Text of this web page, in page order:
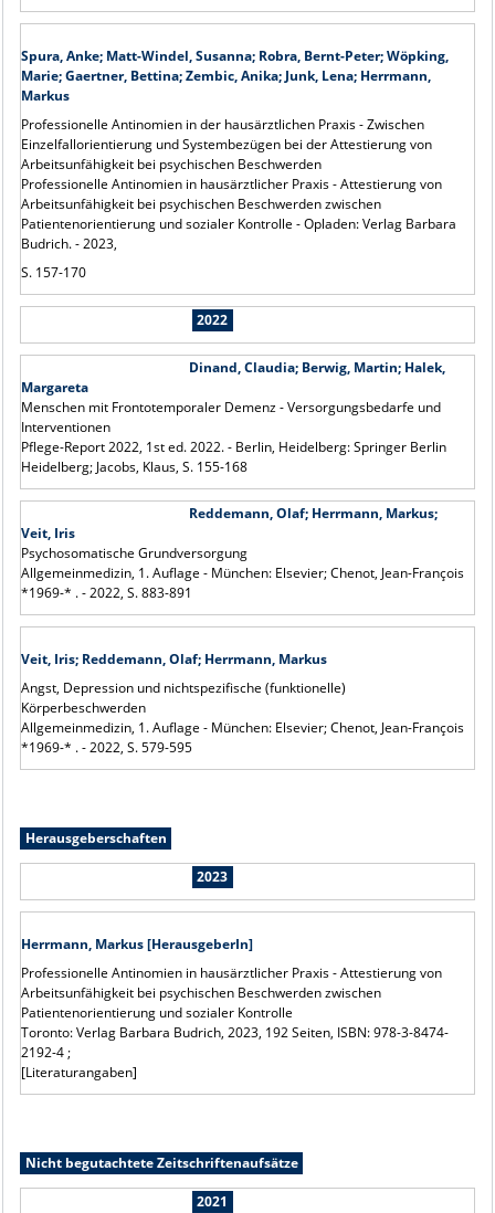
Spura, Anke; Matt-Windel, Susanna; Robra, Bernt-Peter; Wöpking,
Marie; Gaertner, Bettina; Zembic, Anika; Junk, Lena; Herrmann,
Markus
Professionelle Antinomien in der hausärztlichen Praxis - Zwischen
Einzelfallorientierung und Systembezügen bei der Attestierung von
Arbeitsunfähigkeit bei psychischen Beschwerden
Professionelle Antinomien in hausärztlicher Praxis - Attestierung von
Arbeitsunfähigkeit bei psychischen Beschwerden zwischen
Patientenorientierung und sozialer Kontrolle - Opladen: Verlag Barbara
Budrich. - 2023,
S. 157-170
2022
Dinand, Claudia; Berwig, Martin; Halek,
Margareta
Menschen mit Frontotemporaler Demenz - Versorgungsbedarfe und
Interventionen
Pflege-Report 2022, 1st ed. 2022. - Berlin, Heidelberg: Springer Berlin
Heidelberg; Jacobs, Klaus, S. 155-168
Reddemann, Olaf; Herrmann, Markus;
Veit, Iris
Psychosomatische Grundversorgung
Allgemeinmedizin, 1. Auflage - München: Elsevier; Chenot, Jean-François
*1969-* . - 2022, S. 883-891
Veit, Iris; Reddemann, Olaf; Herrmann, Markus
Angst, Depression und nichtspezifische (funktionelle)
Körperbeschwerden
Allgemeinmedizin, 1. Auflage - München: Elsevier; Chenot, Jean-François
*1969-* . - 2022, S. 579-595
Herausgeberschaften
2023
Herrmann, Markus [HerausgeberIn]
Professionelle Antinomien in hausärztlicher Praxis - Attestierung von
Arbeitsunfähigkeit bei psychischen Beschwerden zwischen
Patientenorientierung und sozialer Kontrolle
Toronto: Verlag Barbara Budrich, 2023, 192 Seiten, ISBN: 978-3-8474-
2192-4 ;
[Literaturangaben]
Nicht begutachtete Zeitschriftenaufsätze
2021